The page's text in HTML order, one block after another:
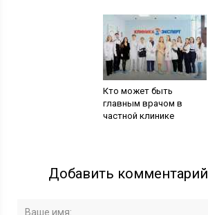
Кто может быть
главным врачом в
частной клинике
Добавить комментарий